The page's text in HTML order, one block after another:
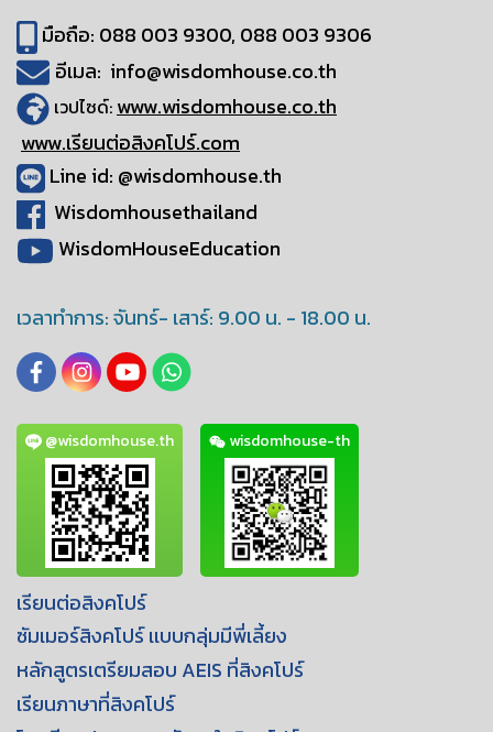
มือถือ: 088 003 9300, 088 003 9306
อีเมล: info@wisdomhouse.co.th
เวปไซด์: www.wisdomhouse.co.th
www.เรียนต่อสิงคโปร์.com
Line id: @wisdomhouse.th
Wisdomhousethailand
WisdomHouseEducation
เวลาทำการ: จันทร์- เสาร์: 9.00 น. - 18.00 น.
@wisdomhouse.th wisdomhouse-th
เรียนต่อสิงคโปร์
ซัมเมอร์สิงคโปร์ เเบบกลุ่มมีพี่เลี้ยง
หลักสูตรเตรียมสอบ AEIS ที่สิงคโปร์
เรียนภาษาที่สิงคโปร์